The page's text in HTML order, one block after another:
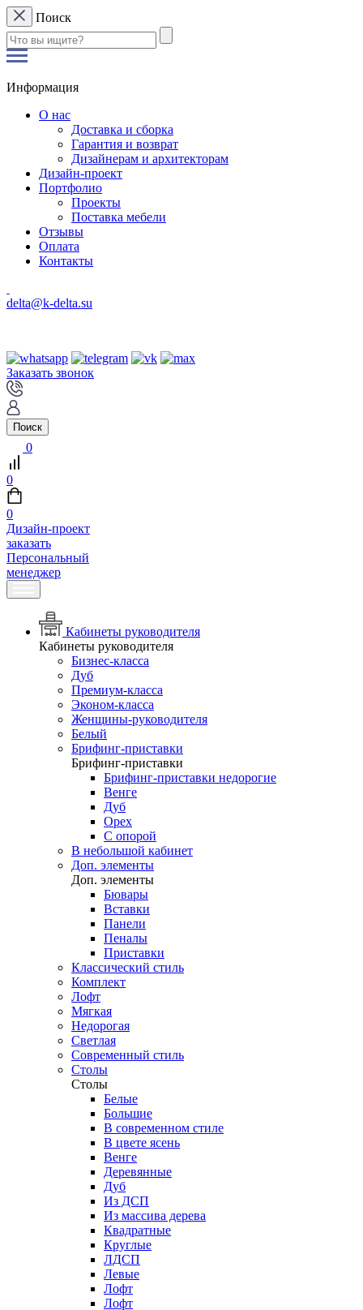
Поиск
Информация
О нас
Доставка и сборка
Гарантия и возврат
Дизайнерам и архитекторам
Дизайн-проект
Портфолио
Проекты
Поставка мебели
Отзывы
Оплата
Контакты
delta@k-delta.su
Заказать звонок
Поиск
0
0
0
Дизайн-проект
заказать
Персональный
менеджер
Кабинеты руководителя
Кабинеты руководителя
Бизнес-класса
Дуб
Премиум-класса
Эконом-класса
Женщины-руководителя
Белый
Брифинг-приставки
Брифинг-приставки
Брифинг-приставки недорогие
Венге
Дуб
Орех
С опорой
В небольшой кабинет
Доп. элементы
Доп. элементы
Бювары
Вставки
Панели
Пеналы
Приставки
Классический стиль
Комплект
Лофт
Мягкая
Недорогая
Светлая
Современный стиль
Столы
Столы
Белые
Большие
В современном стиле
В цвете ясень
Венге
Деревянные
Дуб
Из ДСП
Из массива дерева
Квадратные
Круглые
ЛДСП
Левые
Лофт
Лофт